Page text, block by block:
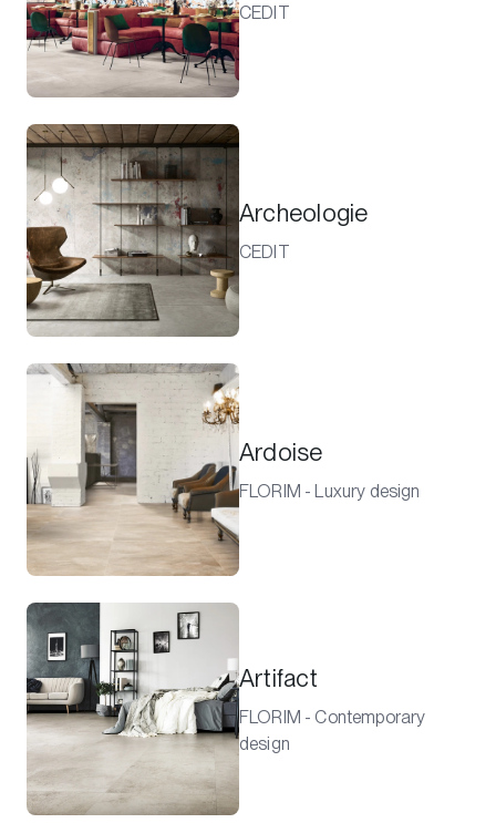
CEDIT
Archeologie
CEDIT
Ardoise
FLORIM - Luxury design
Artifact
FLORIM - Contemporary
design